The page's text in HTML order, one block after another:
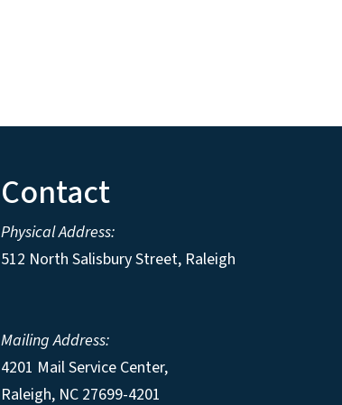
Contact
Physical Address:
512 North Salisbury Street, Raleigh
Mailing Address:
4201 Mail Service Center,
Raleigh, NC 27699-4201